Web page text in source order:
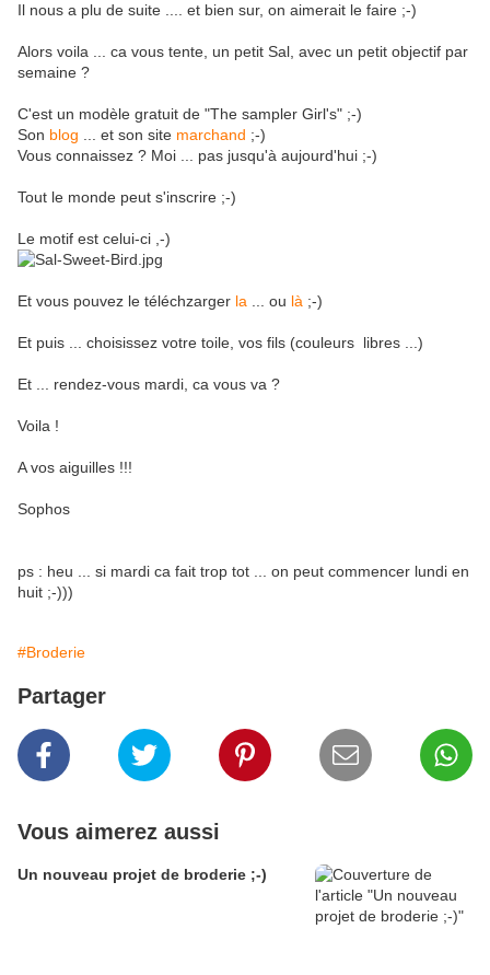
Il nous a plu de suite .... et bien sur, on aimerait le faire ;-)
Alors voila ... ca vous tente, un petit Sal, avec un petit objectif par
semaine ?
C'est un modèle gratuit de "The sampler Girl's" ;-)
Son blog ... et son site marchand ;-)
Vous connaissez ? Moi ... pas jusqu'à aujourd'hui ;-)
Tout le monde peut s'inscrire ;-)
Le motif est celui-ci ,-)
Et vous pouvez le téléchzarger la ... ou là ;-)
Et puis ... choisissez votre toile, vos fils (couleurs libres ...)
Et ... rendez-vous mardi, ca vous va ?
Voila !
A vos aiguilles !!!
Sophos
ps : heu ... si mardi ca fait trop tot ... on peut commencer lundi en
huit ;-)))
#Broderie
Partager
Vous aimerez aussi
Un nouveau projet de broderie ;-)